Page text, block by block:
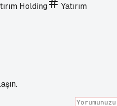
Holding Yatırım